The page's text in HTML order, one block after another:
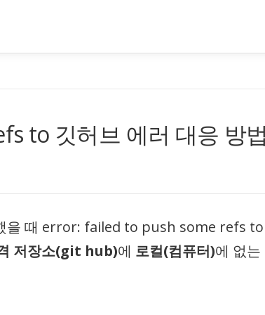
to 깃허브 에러 대응 방
을 때 error: failed to push some refs to
저장소(git hub)에 로컬(컴퓨터)에 없는